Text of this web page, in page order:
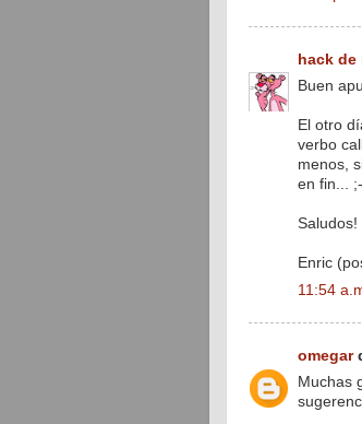
hack de
Buen
El otro
verbo
menos,
en fin...
Saludos!
Enric
11:54
omegar
Muchas